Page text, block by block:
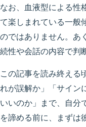
なお、血液型による性
て楽しまれている一般
のではありません。あ
続性や会話の内容で判
この記事を読み終える
れが誤解か」「サイン
いいのか」まで、自分
を諦める前に、まずは